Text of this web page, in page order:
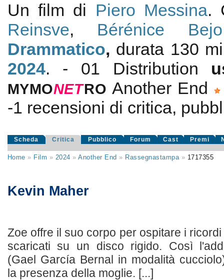
Un film di Piero Messina.
Reinsve, Bérénice Bejo
Drammatico, durata 130
2024. - 01 Distribution
MYMONETRO Another End
-1 recensioni di critica,
Scheda Critica Pubblico Forum Cast Premi
Home » Film » 2024 »Another End » Rassegnastampa» 1717355
Kevin Maher
Zoe offre il suo corpo per ospitare i
scaricati su un disco rigido. Così
(Gael García Bernal in modalità
la presenza della moglie. [...]